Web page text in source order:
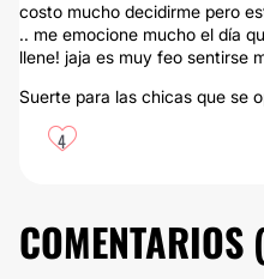
costo mucho decidirme pero
.. me emocione mucho el día
llene! jaja es muy feo sentirse
Suerte para las chicas que se
4
COMENTARIOS (